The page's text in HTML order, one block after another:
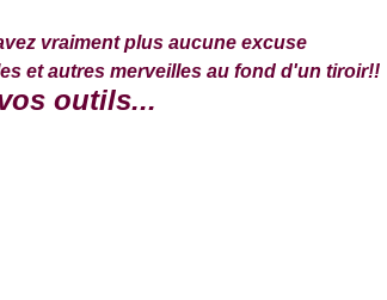
vraiment plus aucune excuse
et autres merveilles au fond d'un tiroir!!
outils...